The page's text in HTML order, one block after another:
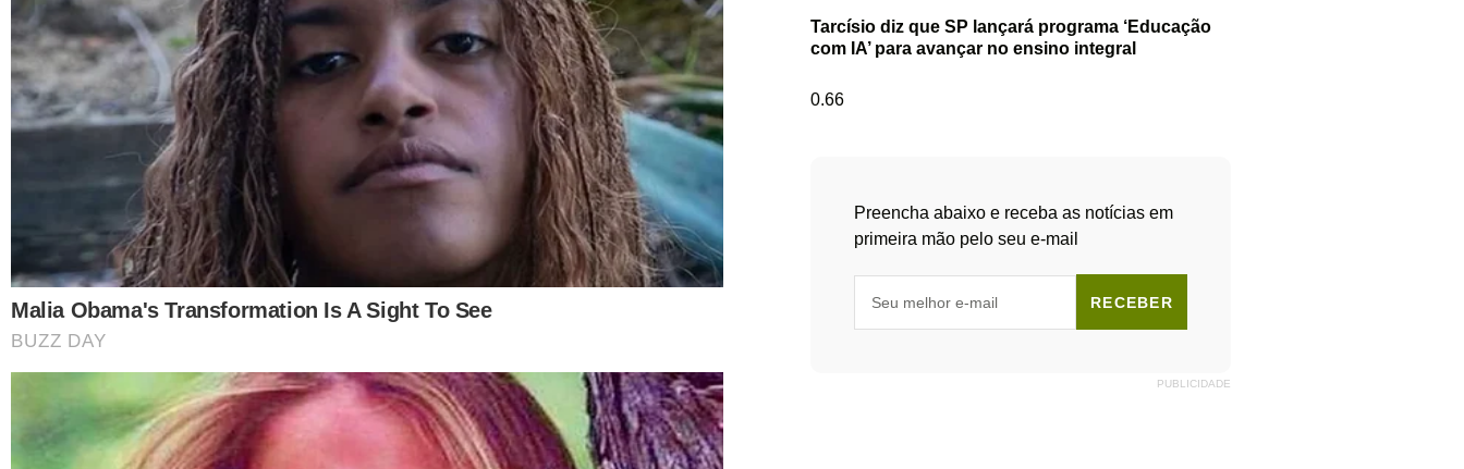
Tarcísio diz que SP lançará programa ‘Educação
com IA’ para avançar no ensino integral
Preencha abaixo e receba as notícias em
primeira mão pelo seu e-mail
RECEBER
PUBLICIDADE